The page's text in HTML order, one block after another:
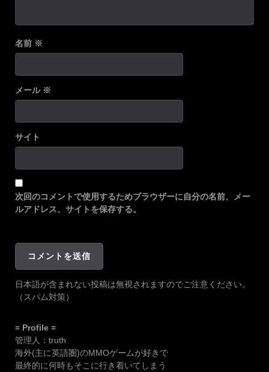
名前 ※
メール ※
サイト
次回のコメントで使用するためブラウザーに自分の名前、メー
ルアドレス、サイトを保存する。
日本語が含まれない投稿は無視されますのでご注意ください。
（スパム対策）
= Profile =
管理人：truth
海外(主に英語圏)のMMOゲームが好きで
最終的に何時もそこに行き着いてしまう